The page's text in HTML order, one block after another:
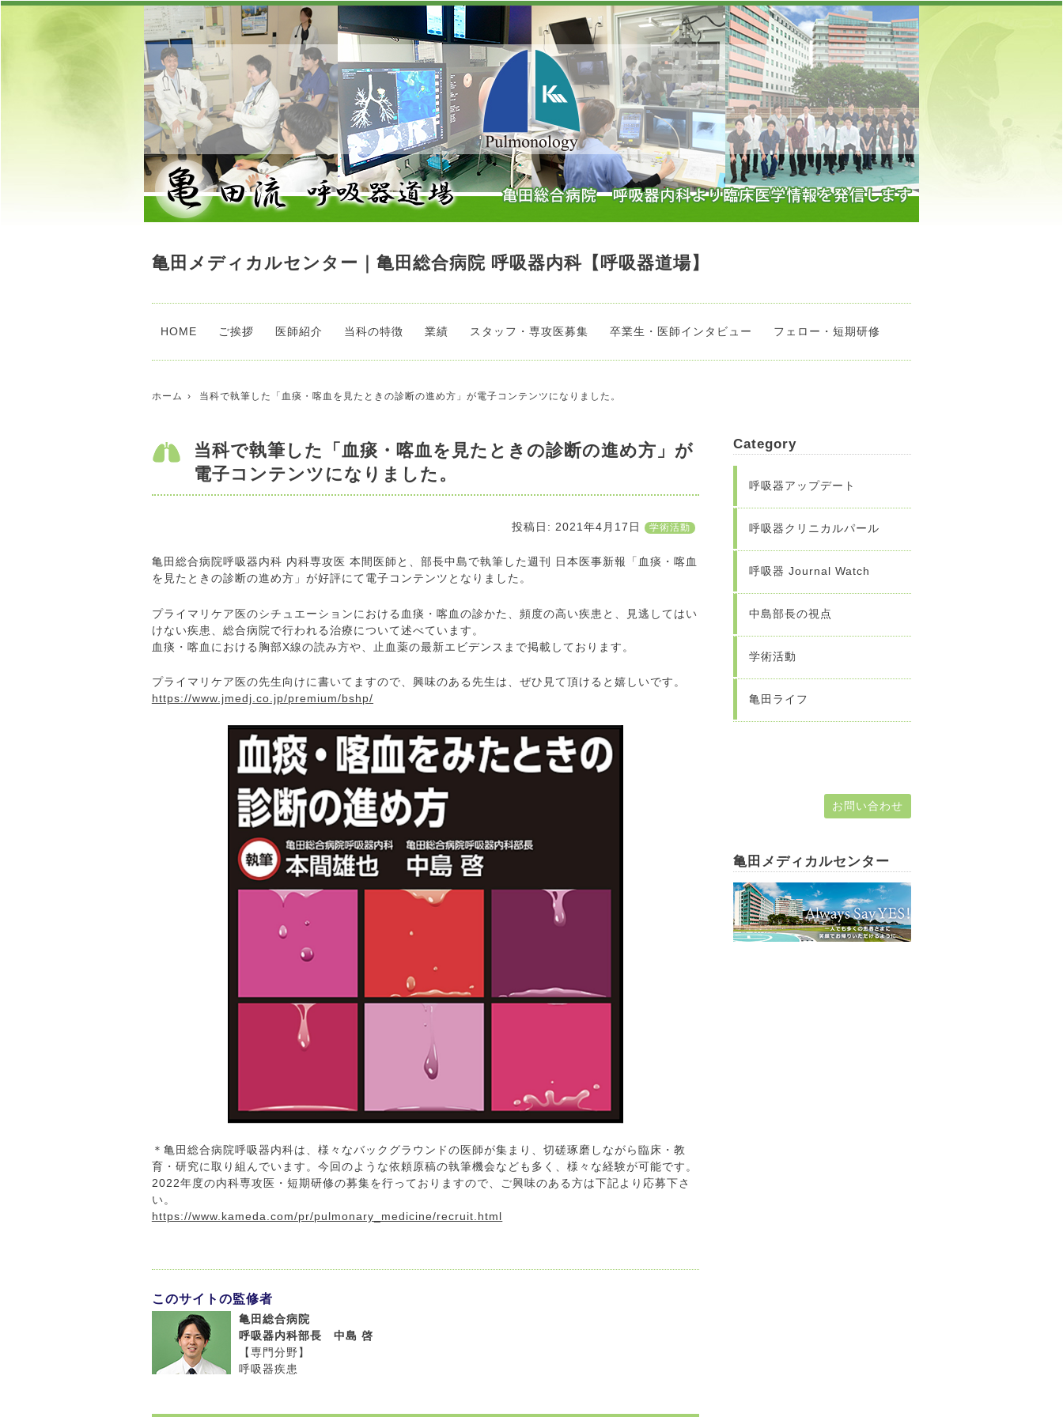
亀田メディカルセンター｜亀田総合病院 呼吸器内科【呼吸器道場】
HOME ご挨拶 医師紹介 当科の特徴 業績 スタッフ・専攻医募集 卒業生・医師インタビュー フェロー・短期研修
ホーム 当科で執筆した「血痰・喀血を見たときの診断の進め方」が電子コンテンツになりました。
当科で執筆した「血痰・喀血を見たときの診断の進め方」が
電子コンテンツになりました。
投稿日: 2021年4月17日 学術活動
亀田総合病院呼吸器内科 内科専攻医 本間医師と、部長中島で執筆した週刊 日本医事新報「血痰・喀血
を見たときの診断の進め方」が好評にて電子コンテンツとなりました。
プライマリケア医のシチュエーションにおける血痰・喀血の診かた、頻度の高い疾患と、見逃してはい
けない疾患、総合病院で行われる治療について述べています。
血痰・喀血における胸部X線の読み方や、止血薬の最新エビデンスまで掲載しております。
プライマリケア医の先生向けに書いてますので、興味のある先生は、ぜひ見て頂けると嬉しいです。
https://www.jmedj.co.jp/premium/bshp/
＊亀田総合病院呼吸器内科は、様々なバックグラウンドの医師が集まり、切磋琢磨しながら臨床・教
育・研究に取り組んでいます。今回のような依頼原稿の執筆機会なども多く、様々な経験が可能です。
2022年度の内科専攻医・短期研修の募集を行っておりますので、ご興味のある方は下記より応募下さ
い。
https://www.kameda.com/pr/pulmonary_medicine/recruit.html
このサイトの監修者
亀田総合病院
呼吸器内科部長 中島 啓
【専門分野】
呼吸器疾患
Category
呼吸器アップデート
呼吸器クリニカルパール
呼吸器 Journal Watch
中島部長の視点
学術活動
亀田ライフ
お問い合わせ
亀田メディカルセンター